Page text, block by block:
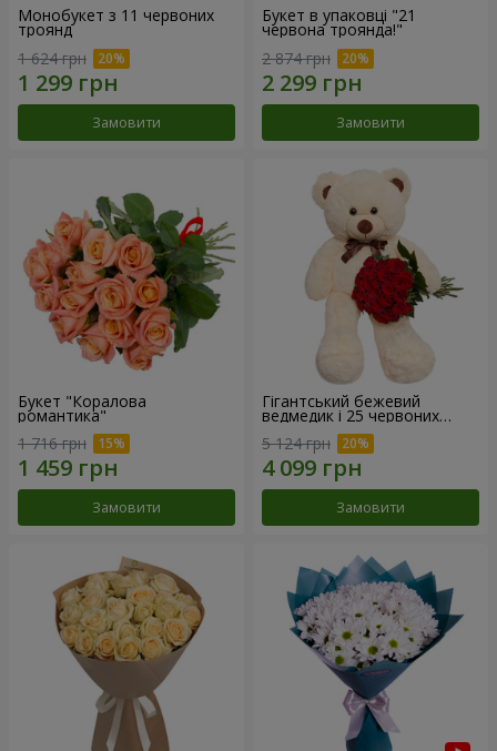
Монобукет з 11 червоних
троянд
1 624 грн
Замовити
Букет в упаковці "21
червона троянда!"
2 874 грн
Замовити
Букет "Коралова
романтика"
1 716 грн
Замовити
Гігантський бежевий
ведмедик і 25 червоних
троянд
5 124 грн
Замовити